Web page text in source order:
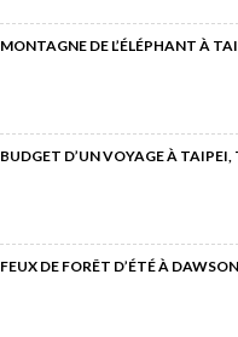
MONTAGNE DE L’ÉLÉPHANT À
BUDGET D’UN VOYAGE À
FEUX DE FORÊT D’ÉTÉ À